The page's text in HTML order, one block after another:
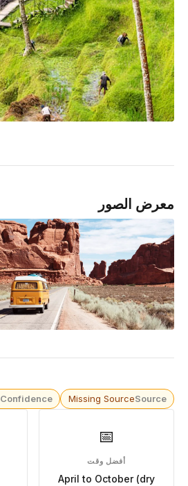
معرض الصور
Source
Missing Source
Confidence
📅
أفضل وقت
April to October (dry